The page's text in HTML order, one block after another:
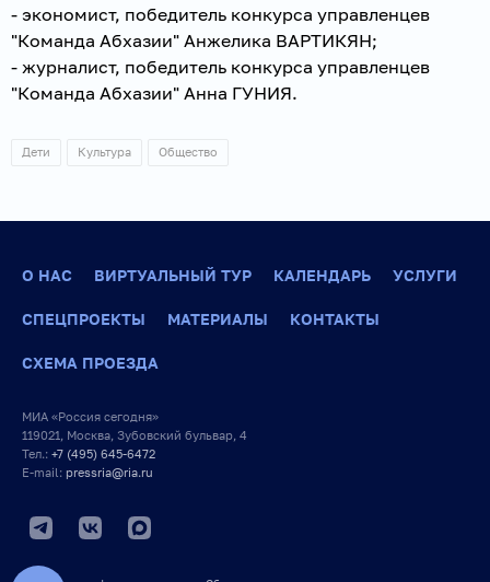
- экономист, победитель конкурса управленцев
"Команда Абхазии" Анжелика ВАРТИКЯН;
- журналист, победитель конкурса управленцев
"Команда Абхазии" Анна ГУНИЯ.
Дети Культура Общество
О НАС ВИРТУАЛЬНЫЙ ТУР КАЛЕНДАРЬ УСЛУГИ
СПЕЦПРОЕКТЫ МАТЕРИАЛЫ КОНТАКТЫ
СХЕМА ПРОЕЗДА
МИА «Россия сегодня»
119021, Москва, Зубовский бульвар, 4
Тел.: +7 (495) 645-6472
E-mail: pressria@ria.ru